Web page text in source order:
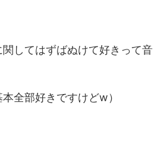
関してはずばぬけて好きって音
全部好きですけどw）